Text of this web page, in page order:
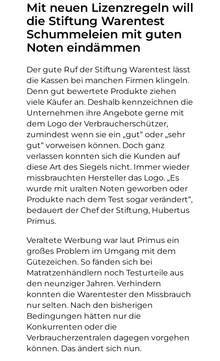
Mit neuen Lizenzregeln will
die Stiftung Warentest
Schummeleien mit guten
Noten eindämmen
Der gute Ruf der Stiftung Warentest lässt
die Kassen bei manchen Firmen klingeln.
Denn gut bewertete Produkte ziehen
viele Käufer an. Deshalb kennzeichnen die
Unternehmen ihre Angebote gerne mit
dem Logo der Verbraucherschützer,
zumindest wenn sie ein „gut“ oder „sehr
gut“ vorweisen können. Doch ganz
verlassen konnten sich die Kunden auf
diese Art des Siegels nicht. Immer wieder
missbrauchten Hersteller das Logo. „Es
wurde mit uralten Noten geworben oder
Produkte nach dem Test sogar verändert“,
bedauert der Chef der Stiftung, Hubertus
Primus.
Veraltete Werbung war laut Primus ein
großes Problem im Umgang mit dem
Gütezeichen. So fänden sich bei
Matratzenhändlern noch Testurteile aus
den neunziger Jahren. Verhindern
konnten die Warentester den Missbrauch
nur selten. Nach den bisherigen
Bedingungen hätten nur die
Konkurrenten oder die
Verbraucherzentralen dagegen vorgehen
können. Das ändert sich nun.